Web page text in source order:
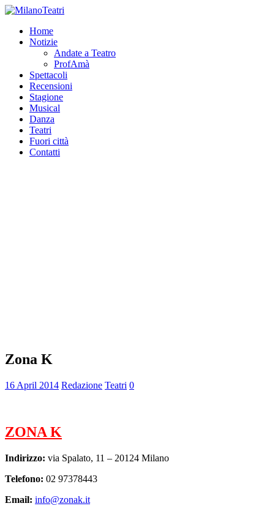
Home
Notizie
Andate a Teatro
ProfAmà
Spettacoli
Recensioni
Stagione
Musical
Danza
Teatri
Fuori città
Contatti
Zona K
16 April 2014 Redazione Teatri 0
ZONA K
Indirizzo: via Spalato, 11 – 20124 Milano
Telefono: 02 97378443
Email: info@zonak.it